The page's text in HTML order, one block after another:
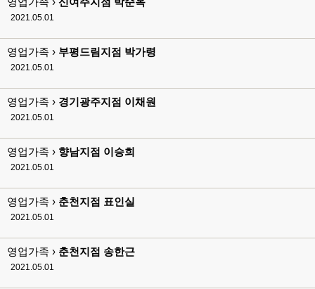
2021.05.01
영업가족 › 부평드림지점 박가령
2021.05.01
영업가족 › 경기광주지점 이채원
2021.05.01
영업가족 › 향남지점 이승희
2021.05.01
영업가족 › 춘천지점 표인실
2021.05.01
영업가족 › 춘천지점 송한근
2021.05.01